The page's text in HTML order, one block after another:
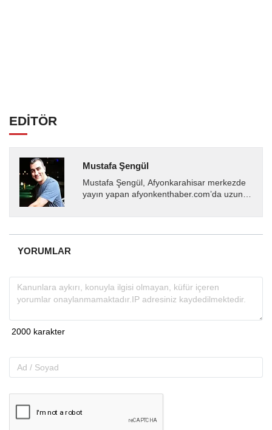
EDİTÖR
Mustafa Şengül
Mustafa Şengül, Afyonkarahisar merkezde
yayın yapan afyonkenthaber.com’da uzun
almakta, haber akışı...
YORUMLAR